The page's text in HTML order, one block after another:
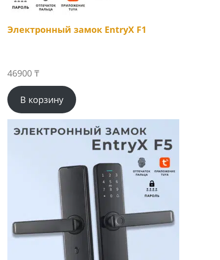
Электронный замок EntryX F1
46900 ₸
В корзину